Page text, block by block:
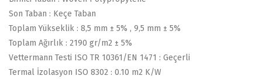
Son Taban : Keçe Taban
Toplam Yükseklik : 8,5 mm ± 5% , 9,5 mm ± 5%
Toplam Ağırlık : 2190 gr/m2 ± 5%
Vettermann Testi ISO TR 10361/EN 1471 : Geçerli
Termal İzolasyon ISO 8302 : 0.10 m2 K/W